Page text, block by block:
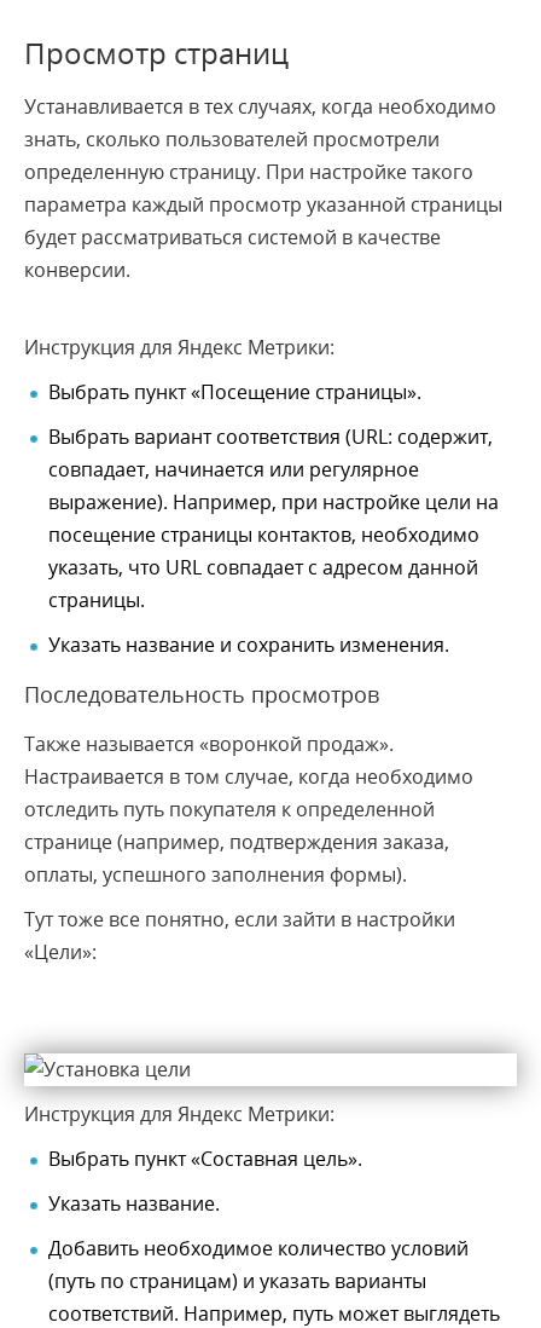
Просмотр страниц
Устанавливается в тех случаях, когда необходимо
знать, сколько пользователей просмотрели
определенную страницу. При настройке такого
параметра каждый просмотр указанной страницы
будет рассматриваться системой в качестве
конверсии.
Инструкция для Яндекс Метрики:
Выбрать пункт «Посещение страницы».
Выбрать вариант соответствия (URL: содержит,
совпадает, начинается или регулярное
выражение). Например, при настройке цели на
посещение страницы контактов, необходимо
указать, что URL совпадает с адресом данной
страницы.
Указать название и сохранить изменения.
Последовательность просмотров
Также называется «воронкой продаж».
Настраивается в том случае, когда необходимо
отследить путь покупателя к определенной
странице (например, подтверждения заказа,
оплаты, успешного заполнения формы).
Тут тоже все понятно, если зайти в настройки
«Цели»:
Инструкция для Яндекс Метрики:
Выбрать пункт «Составная цель».
Указать название.
Добавить необходимое количество условий
(путь по страницам) и указать варианты
соответствий. Например, путь может выглядеть